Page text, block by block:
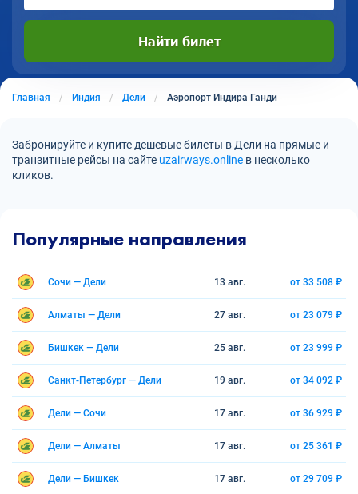
Найти билет
Главная Индия Дели Аэропорт Индира Ганди
Забронируйте и купите дешевые билеты в Дели на прямые и
транзитные рейсы на сайте uzairways.online в несколько
кликов.
Популярные направления
Сочи — Дели 13 авг. от 33 508 ₽
Алматы — Дели 27 авг. от 23 079 ₽
Бишкек — Дели 25 авг. от 23 999 ₽
Санкт-Петербург — Дели 19 авг. от 34 092 ₽
Дели — Сочи 17 авг. от 36 929 ₽
Дели — Алматы 17 авг. от 25 361 ₽
Дели — Бишкек 17 авг. от 29 709 ₽